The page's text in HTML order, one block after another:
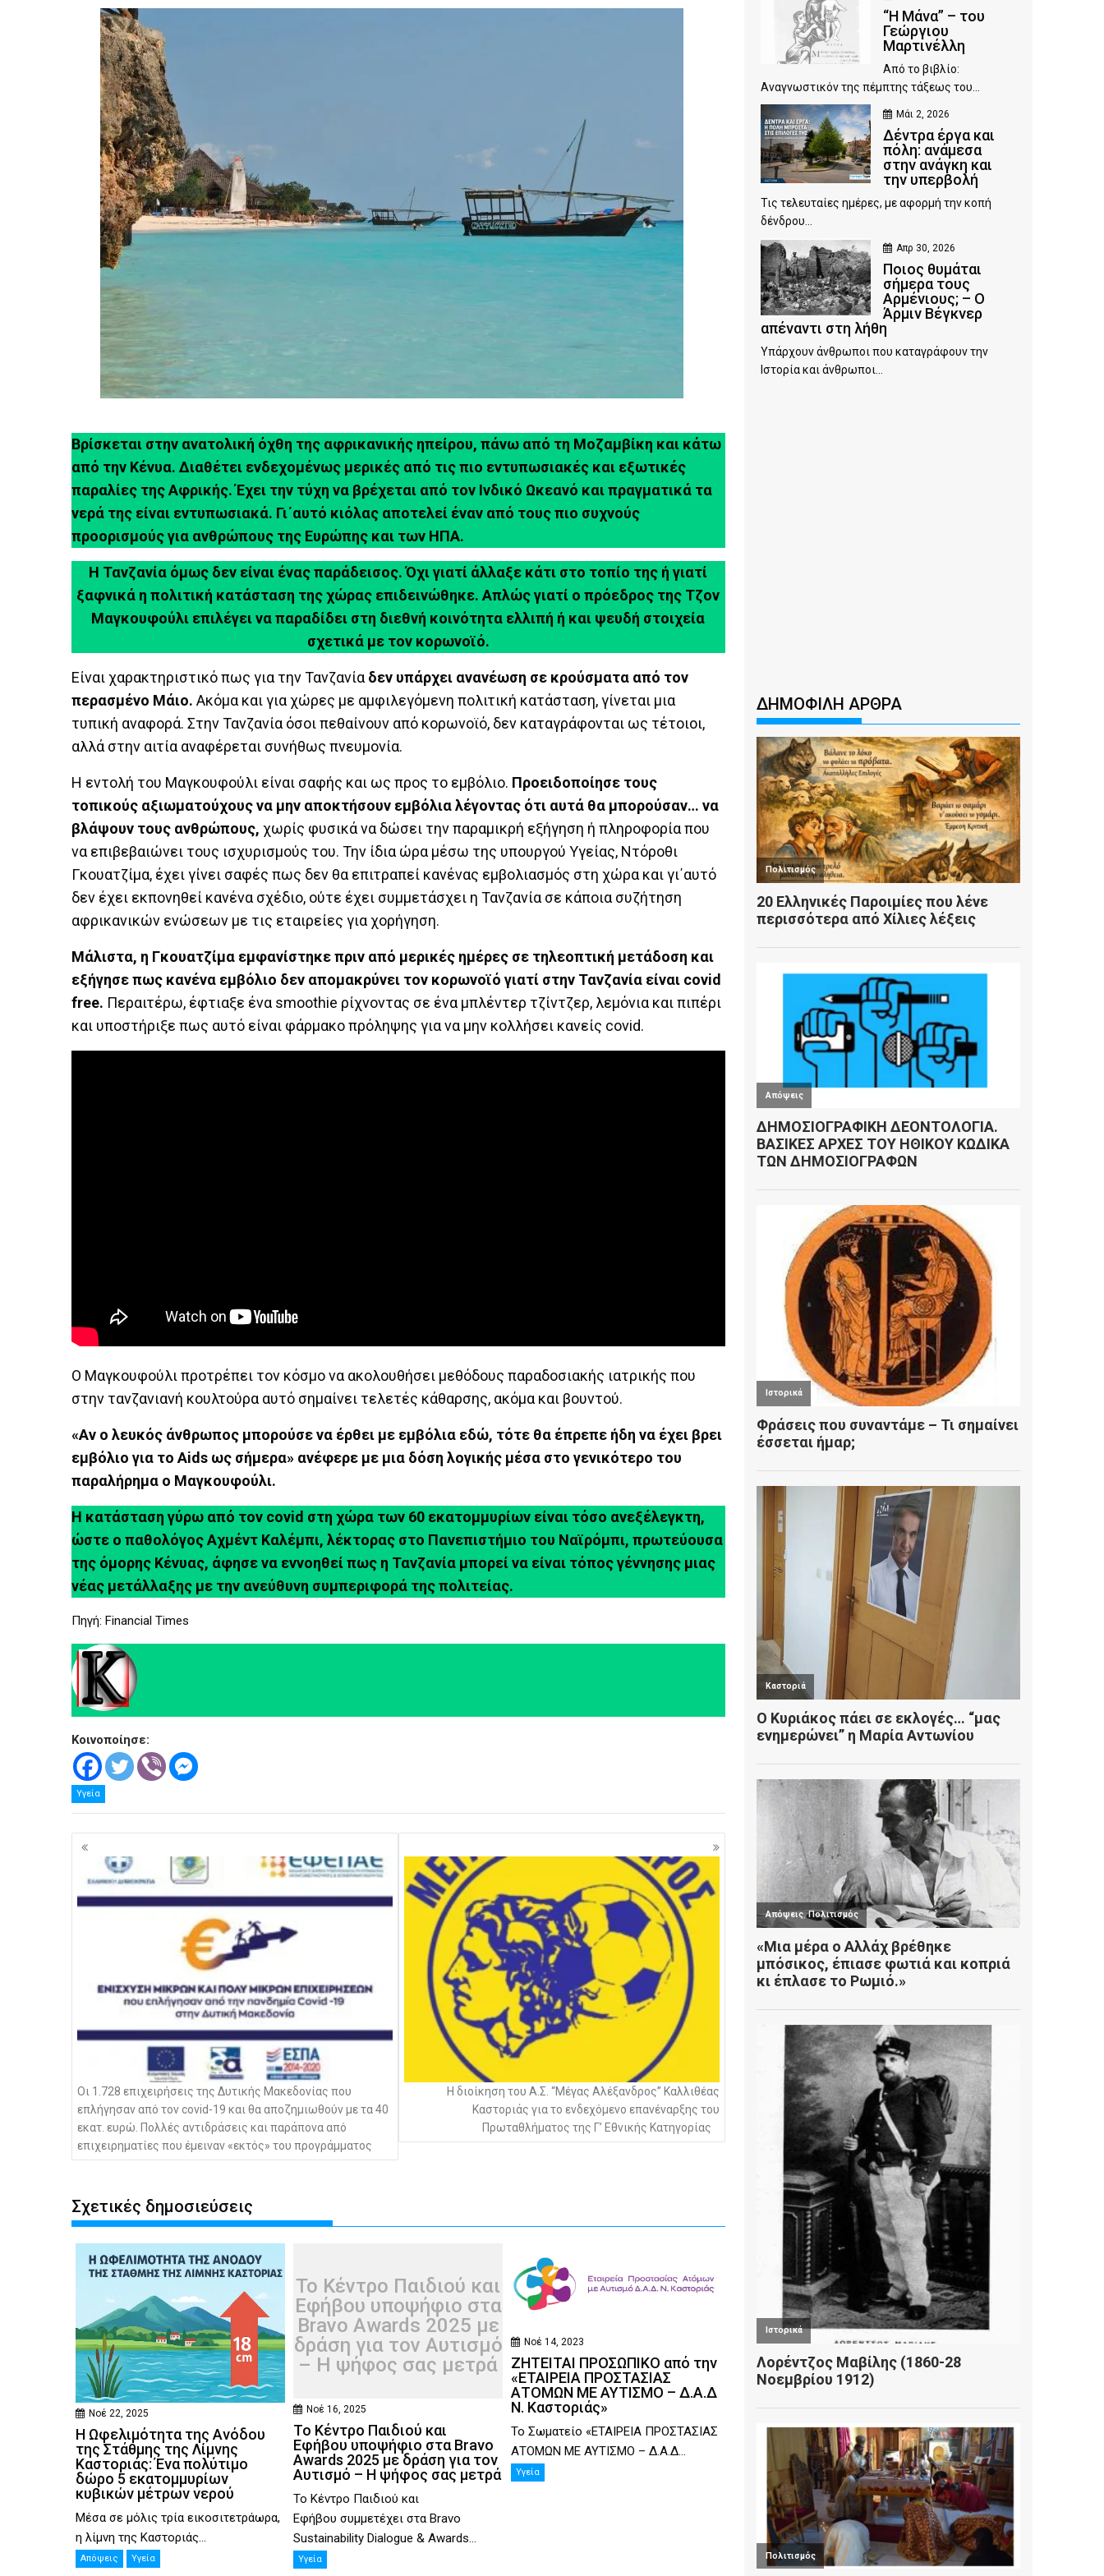
Βρίσκεται στην ανατολική όχθη της αφρικανικής ηπείρου, πάνω από τη Μοζαμβίκη και κάτω
από την Κένυα. Διαθέτει ενδεχομένως μερικές από τις πιο εντυπωσιακές και εξωτικές
παραλίες της Αφρικής. Έχει την τύχη να βρέχεται από τον Ινδικό Ωκεανό και πραγματικά τα
νερά της είναι εντυπωσιακά. Γι΄αυτό κιόλας αποτελεί έναν από τους πιο συχνούς
προορισμούς για ανθρώπους της Ευρώπης και των ΗΠΑ.
Η Τανζανία όμως δεν είναι ένας παράδεισος. Όχι γιατί άλλαξε κάτι στο τοπίο της ή γιατί
ξαφνικά η πολιτική κατάσταση της χώρας επιδεινώθηκε. Απλώς γιατί ο πρόεδρος της Τζον
Μαγκουφούλι επιλέγει να παραδίδει στη διεθνή κοινότητα ελλιπή ή και ψευδή στοιχεία
σχετικά με τον κορωνοϊό.
Είναι χαρακτηριστικό πως για την Τανζανία δεν υπάρχει ανανέωση σε κρούσματα από τον
περασμένο Μάιο. Ακόμα και για χώρες με αμφιλεγόμενη πολιτική κατάσταση, γίνεται μια
τυπική αναφορά. Στην Τανζανία όσοι πεθαίνουν από κορωνοϊό, δεν καταγράφονται ως τέτοιοι,
αλλά στην αιτία αναφέρεται συνήθως πνευμονία.
Η εντολή του Μαγκουφούλι είναι σαφής και ως προς το εμβόλιο. Προειδοποίησε τους
τοπικούς αξιωματούχους να μην αποκτήσουν εμβόλια λέγοντας ότι αυτά θα μπορούσαν… να
βλάψουν τους ανθρώπους, χωρίς φυσικά να δώσει την παραμικρή εξήγηση ή πληροφορία που
να επιβεβαιώνει τους ισχυρισμούς του. Την ίδια ώρα μέσω της υπουργού Υγείας, Ντόροθι
Γκουατζίμα, έχει γίνει σαφές πως δεν θα επιτραπεί κανένας εμβολιασμός στη χώρα και γι΄αυτό
δεν έχει εκπονηθεί κανένα σχέδιο, ούτε έχει συμμετάσχει η Τανζανία σε κάποια συζήτηση
αφρικανικών ενώσεων με τις εταιρείες για χορήγηση.
Μάλιστα, η Γκουατζίμα εμφανίστηκε πριν από μερικές ημέρες σε τηλεοπτική μετάδοση και
εξήγησε πως κανένα εμβόλιο δεν απομακρύνει τον κορωνοϊό γιατί στην Τανζανία είναι covid
free. Περαιτέρω, έφτιαξε ένα smoothie ρίχνοντας σε ένα μπλέντερ τζίντζερ, λεμόνια και πιπέρι
και υποστήριξε πως αυτό είναι φάρμακο πρόληψης για να μην κολλήσει κανείς covid.
Ο Μαγκουφούλι προτρέπει τον κόσμο να ακολουθήσει μεθόδους παραδοσιακής ιατρικής που
στην τανζανιανή κουλτούρα αυτό σημαίνει τελετές κάθαρσης, ακόμα και βουντού.
«Αν ο λευκός άνθρωπος μπορούσε να έρθει με εμβόλια εδώ, τότε θα έπρεπε ήδη να έχει βρει
εμβόλιο για το Aids ως σήμερα» ανέφερε με μια δόση λογικής μέσα στο γενικότερο του
παραλήρημα ο Μαγκουφούλι.
Η κατάσταση γύρω από τον covid στη χώρα των 60 εκατομμυρίων είναι τόσο ανεξέλεγκτη,
ώστε ο παθολόγος Αχμέντ Καλέμπι, λέκτορας στο Πανεπιστήμιο του Ναϊρόμπι, πρωτεύουσα
της όμορης Κένυας, άφησε να εννοηθεί πως η Τανζανία μπορεί να είναι τόπος γέννησης μιας
νέας μετάλλαξης με την ανεύθυνη συμπεριφορά της πολιτείας.
Πηγή: Financial Times
Κοινοποίησε:
Υγεία
Πλοήγηση
άρθρων
Οι 1.728 επιχειρήσεις της Δυτικής Μακεδονίας που
επλήγησαν από τον covid-19 και θα αποζημιωθούν με τα 40
εκατ. ευρώ. Πολλές αντιδράσεις και παράπονα από
επιχειρηματίες που έμειναν «εκτός» του προγράμματος
Η διοίκηση του Α.Σ. “Μέγας Αλέξανδρος” Καλλιθέας
Καστοριάς για το ενδεχόμενο επανέναρξης του
Πρωταθλήματος της Γ’ Εθνικής Κατηγορίας
Σχετικές δημοσιεύσεις
Νοέ 22, 2025
Η Ωφελιμότητα της Ανόδου
της Στάθμης της Λίμνης
Καστοριάς: Ένα πολύτιμο
δώρο 5 εκατομμυρίων
κυβικών μέτρων νερού
Μέσα σε μόλις τρία εικοσιτετράωρα,
η λίμνη της Καστοριάς...
Απόψεις Υγεία
Το Κέντρο Παιδιού και
Εφήβου υποψήφιο στα
Bravo Awards 2025 με
δράση για τον Αυτισμό
– Η ψήφος σας μετρά
Νοέ 16, 2025
Το Κέντρο Παιδιού και
Εφήβου υποψήφιο στα Bravo
Awards 2025 με δράση για τον
Αυτισμό – Η ψήφος σας μετρά
Το Κέντρο Παιδιού και
Εφήβου συμμετέχει στα Bravo
Sustainability Dialogue & Awards...
Υγεία
Νοέ 14, 2023
ΖΗΤΕΙΤΑΙ ΠΡΟΣΩΠΙΚΟ από την
«ΕΤΑΙΡΕΙΑ ΠΡΟΣΤΑΣΙΑΣ
ΑΤΟΜΩΝ ΜΕ ΑΥΤΙΣΜΟ – Δ.Α.Δ
Ν. Καστοριάς»
Το Σωματείο «ΕΤΑΙΡΕΙΑ ΠΡΟΣΤΑΣΙΑΣ
ΑΤΟΜΩΝ ΜΕ ΑΥΤΙΣΜΟ – Δ.Α.Δ...
Υγεία
“Η Μάνα” – του
Γεώργιου
Μαρτινέλλη
Από το βιβλίο:
Αναγνωστικόν της πέμπτης τάξεως του...
Μάι 2, 2026
Δέντρα έργα και
πόλη: ανάμεσα
στην ανάγκη και
την υπερβολή
Τις τελευταίες ημέρες, με αφορμή την κοπή
δένδρου...
Απρ 30, 2026
Ποιος θυμάται
σήμερα τους
Αρμένιους; – Ο
Άρμιν Βέγκνερ
απέναντι στη λήθη
Υπάρχουν άνθρωποι που καταγράφουν την
Ιστορία και άνθρωποι...
ΔΗΜΟΦΙΛΗ ΑΡΘΡΑ